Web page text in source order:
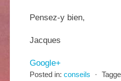
Pensez-y bien,
Jacques
Google+
Posted in: conseils ⋅